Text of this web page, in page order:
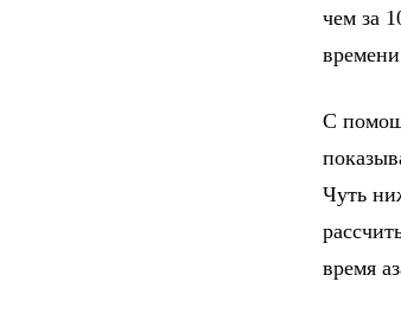
чем за
С
Чуть
время